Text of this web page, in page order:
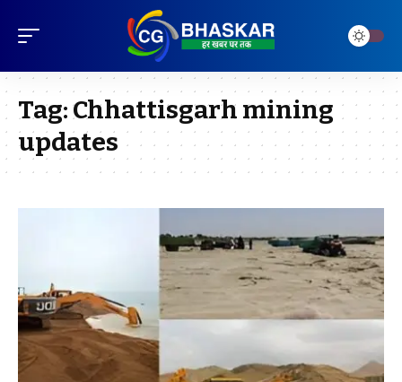
Tag:Chhattisgarh mining
updates